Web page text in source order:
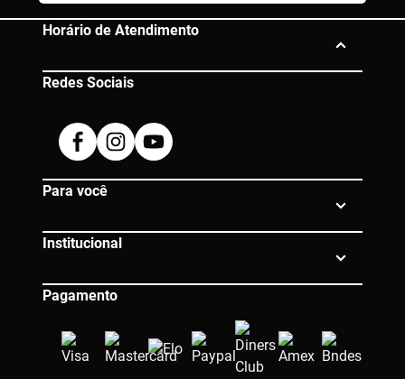
Horário de Atendimento
Dúvidas? Entre em contato:
0800 080 0609 |
atendimento@eico.com.br
Redes Sociais
FacebookInstagramYoutube
Para você
Institucional
Pagamento